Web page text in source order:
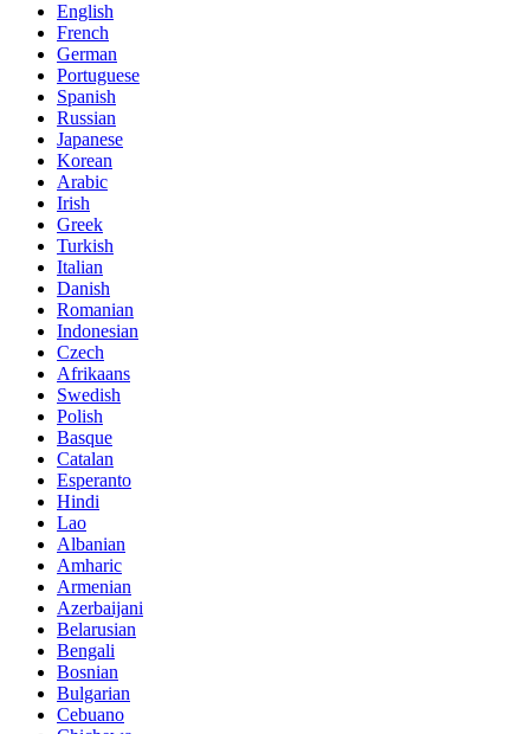
English
French
German
Portuguese
Spanish
Russian
Japanese
Korean
Arabic
Irish
Greek
Turkish
Italian
Danish
Romanian
Indonesian
Czech
Afrikaans
Swedish
Polish
Basque
Catalan
Esperanto
Hindi
Lao
Albanian
Amharic
Armenian
Azerbaijani
Belarusian
Bengali
Bosnian
Bulgarian
Cebuano